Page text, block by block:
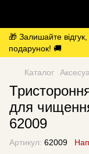
🎁 Залишайте
подарунок! 🚚
Каталог
для
62009
Артикул: 62009